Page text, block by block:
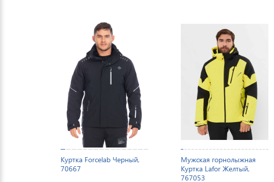
Куртка Forcelab Черный,
70667
Мужская горнолыжная
Куртка Lafor Желтый,
767053